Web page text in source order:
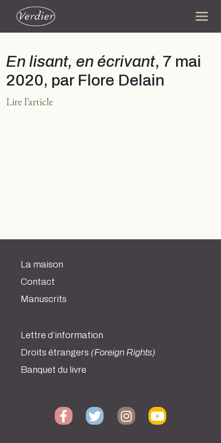
En lisant, en écrivant, 7 mai
2020, par Flore Delain
Lire l’article
La maison
Contact
Manuscrits
Lettre d’information
Droits étrangers (Foreign Rights)
Banquet du livre